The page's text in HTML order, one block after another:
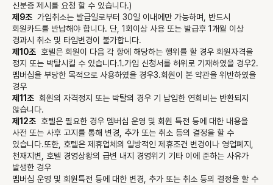
신분증 제시를 요청 할 수 있습니다.)
제9조 가입취소는 발급일로부터 30일 이내에만 가능하며, 반드시
회원카드를 반납해야 합니다. 단, 1회이상 사용 또는 발급후 1개월 이상
경과시 취소 및 타입변경이 불가합니다.
제10조 호텔은 회원이 다음 각 항에 해당하는 행위를 할 경우 회원자격을
정지 또는 박탈시킬 수 있습니다.1.가입 신청서를 허위로 기재하였을 경우2.
멤버십을 부당한 목적으로 사용하였을 경우3.회원이 본 약관을 위반하였을
경우
제11조 회원의 자격정지 또는 박탈의 경우 기 납입한 연회비는 반환되지
않습니다.
제12조 호텔은 필요한 경우 멤버십 운영 및 회원 특전 등에 대한 내용을
사전 또는 사후 고지를 통해 변경, 추가 또는 취소 등의 결정을 할 수
있습니다.또한, 호텔은 제휴업체의 일방적인 제휴조건 변경이나 영업폐지,
천재지변, 호텔 경영상황의 급변 내지 경영위기 기타 이에 준하는 사유가
발생한 경우
멤버십 운영 및 회원특전 등에 대한 변경, 추가 또는 취소 등의 결정을 할 수